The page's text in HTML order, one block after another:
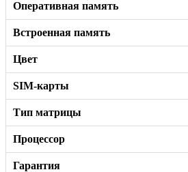
Оперативная память
Встроенная память
Цвет
SIM-карты
Тип матрицы
Процессор
Гарантия